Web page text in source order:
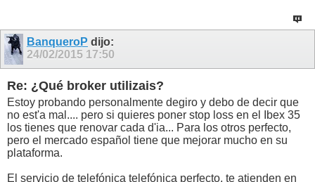
BanqueroP dijo:
24/02/2015 17:50
Re: ¿Qué broker utilizais?
Estoy probando personalmente degiro y debo de decir que
no est'a mal.... pero si quieres poner stop loss en el Ibex 35
los tienes que renovar cada d'ia... Para los otros perfecto,
pero el mercado español tiene que mejorar mucho en su
plataforma.
El servicio de telefónica telefónica perfecto, te atienden en